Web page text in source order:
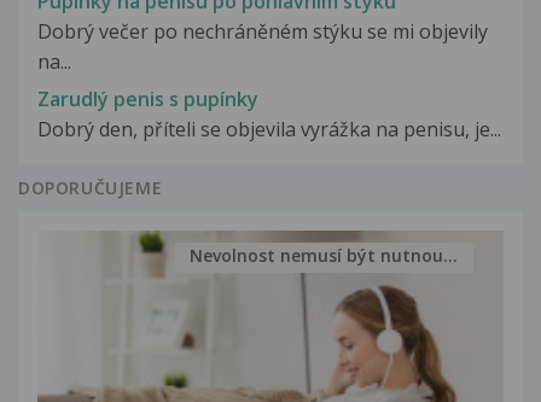
Dobrý večer po nechráněném stýku se mi objevily
na...
Zarudlý penis s pupínky
Dobrý den, příteli se objevila vyrážka na penisu, je...
DOPORUČUJEME
Nevolnost nemusí být nutnou...